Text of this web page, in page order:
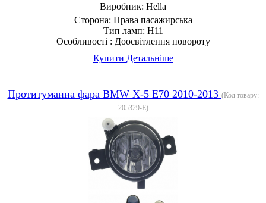
Виробник: Hella
Сторона: Права пасажирська
Тип ламп: H11
Особливості : Доосвітлення повороту
Купити Детальніше
Протитуманна фара BMW X-5 E70 2010-2013 (Код товару:
205329-E)